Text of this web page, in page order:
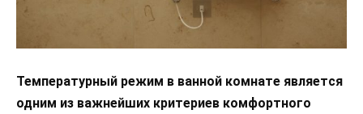
Температурный режим в ванной комнате является
одним из важнейших критериев комфортного